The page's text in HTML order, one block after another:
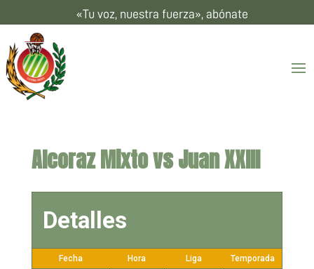
«Tu voz, nuestra fuerza», abónate
Alcoraz Mixto vs Juan XXIII
Detalles
Fecha Hora Liga Temporada